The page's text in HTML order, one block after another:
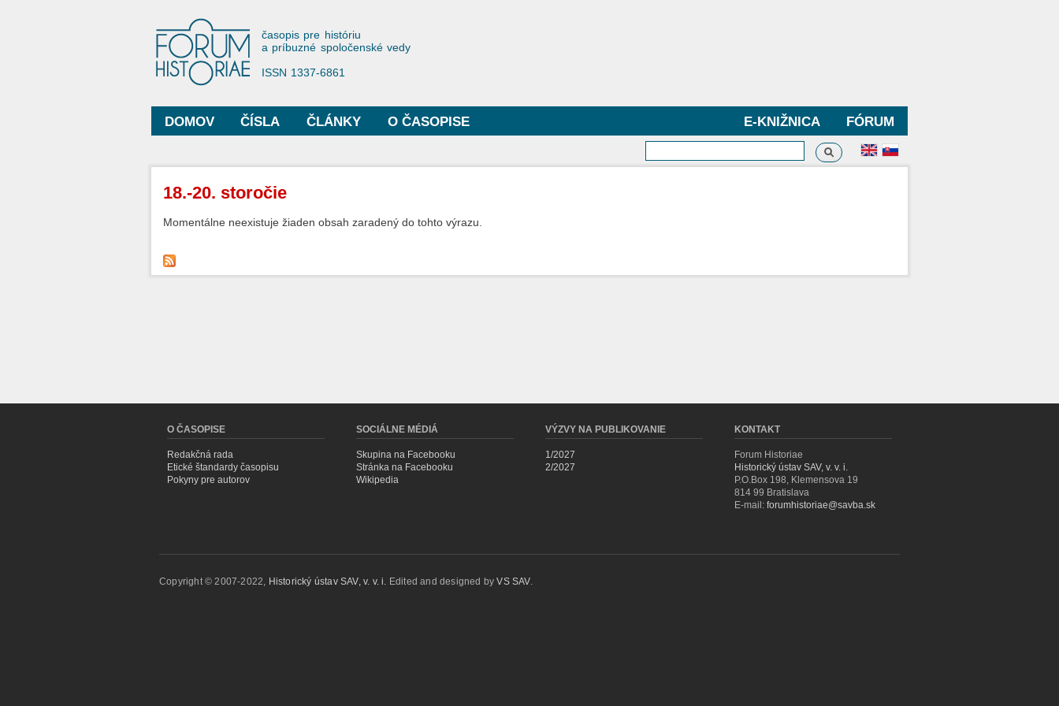
Forum Historiae
časopis pre históriu
a príbuzné spoločenské vedy
ISSN 1337-6861
Hlavné menu
DOMOV ČÍSLA ČLÁNKY FÓRUM
E-KNIŽNICA
O ČASOPISE
Vyhľadávanie
Vyhľadávanie
Nachádzate sa tu
18.-20. storočie
Momentálne neexistuje žiaden obsah zaradený do tohto výrazu.
O ČASOPISE
Redakčná rada
Etické štandardy časopisu
Pokyny pre autorov
SOCIÁLNE MÉDIÁ
Skupina na Facebooku
Stránka na Facebooku
Wikipedia
VÝZVY NA PUBLIKOVANIE
1/2027
2/2027
KONTAKT
Forum Historiae
Historický ústav SAV, v. v. i.
P.O.Box 198, Klemensova 19
814 99 Bratislava
E-mail: forumhistoriae@savba.sk
Copyright © 2007-2022, Historický ústav SAV, v. v. i. Edited and designed byVS SAV.